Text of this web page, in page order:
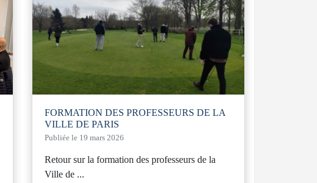
FORMATION DES PROFESSEURS DE LA
VILLE DE PARIS
Publiée le 19 mars 2026
Retour sur la formation des professeurs de la
Ville de ...